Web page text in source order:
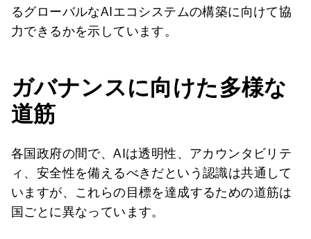
るグローバルなAIエコシステムの構築に向けて協
力できるかを示しています。
ガバナンスに向けた多様な
道筋
各国政府の間で、AIは透明性、アカウンタビリテ
ィ、安全性を備えるべきだという認識は共通して
いますが、これらの目標を達成するための道筋は
国ごとに異なっています。